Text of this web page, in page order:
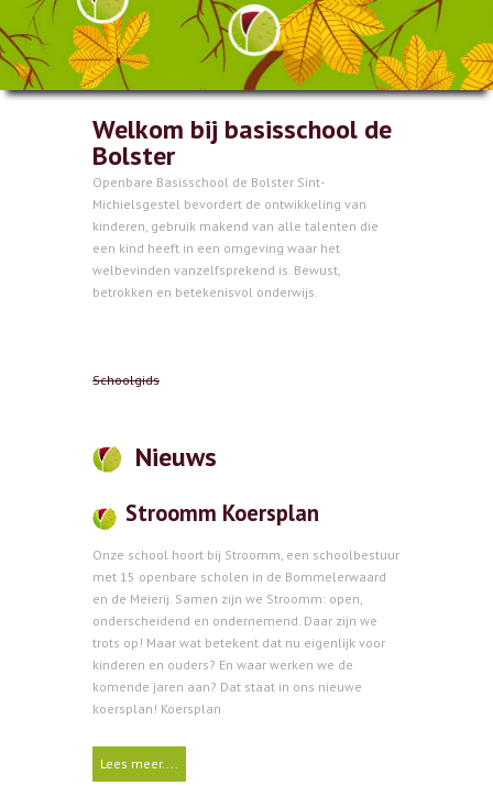
Welkom bij basisschool de
Bolster
Openbare Basisschool de Bolster Sint-
Michielsgestel bevordert de ontwikkeling van
kinderen, gebruik makend van alle talenten die
een kind heeft in een omgeving waar het
welbevinden vanzelfsprekend is. Bewust,
betrokken en betekenisvol onderwijs.
Schoolgids
Nieuws
Stroomm Koersplan
Onze school hoort bij Stroomm, een schoolbestuur
met 15 openbare scholen in de Bommelerwaard
en de Meierij. Samen zijn we Stroomm: open,
onderscheidend en ondernemend. Daar zijn we
trots op! Maar wat betekent dat nu eigenlijk voor
kinderen en ouders? En waar werken we de
komende jaren aan? Dat staat in ons nieuwe
koersplan! Koersplan
Lees meer....